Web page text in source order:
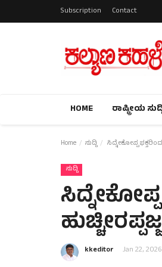
Subscription Contact
HOME ರಾಷ್ಟ್ರೀಯ
Home ಸುದ್ದಿ ಸಿದ್ನೇಕೋಪ್ಪ
ಸುದ್ದಿ
kkeditor Jan 22,